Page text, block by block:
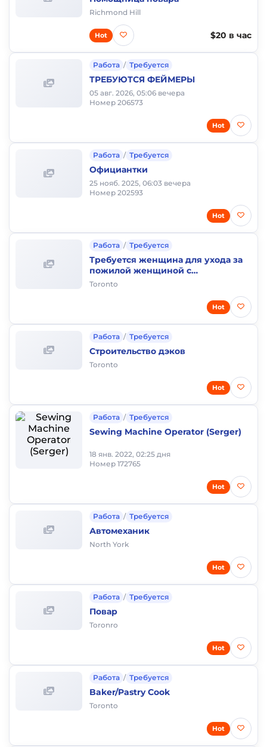
Richmond Hill
$20 в час
Hot
Работа / Требуется
ТРЕБУЮТСЯ ФЕЙМЕРЫ
05 авг. 2026, 05:06 вечера
Номер 206573
Hot
Работа / Требуется
Официантки
25 нояб. 2025, 06:03 вечера
Номер 202593
Hot
Работа / Требуется
Требуется женщина для ухода за
пожилой женщиной с
проживанием
Toronto
Hot
Работа / Требуется
Строительство дэков
Toronto
Hot
Работа / Требуется
Sewing Machine Operator (Serger)
18 янв. 2022, 02:25 дня
Номер 172765
Hot
Работа / Требуется
Автомеханик
North York
Hot
Работа / Требуется
Повар
Toronro
Hot
Работа / Требуется
Baker/Pastry Cook
Toronto
Hot